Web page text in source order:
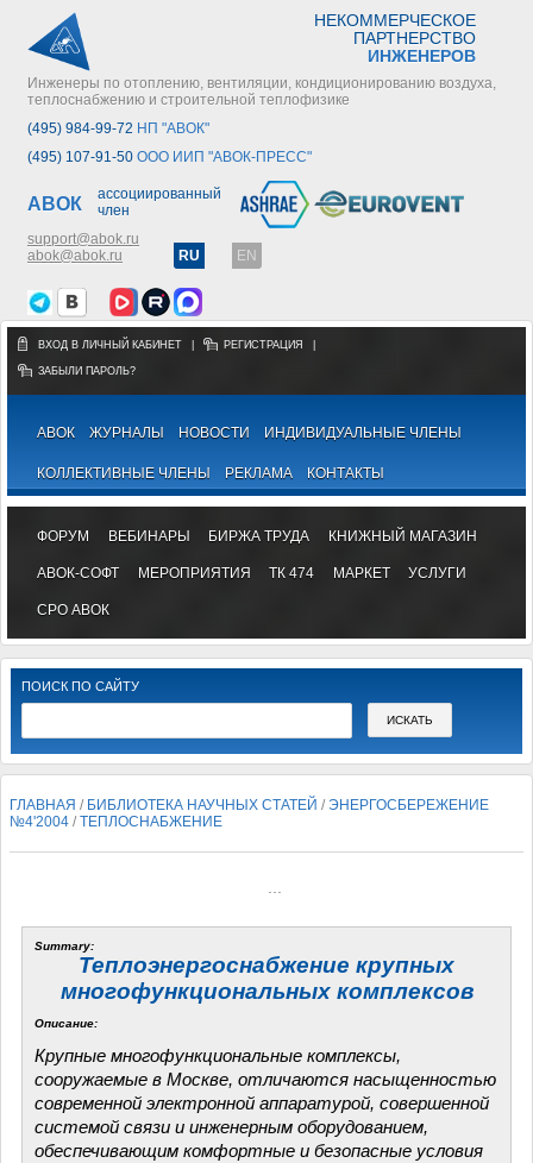
НЕКОММЕРЧЕСКОЕ
ПАРТНЕРСТВО
ИНЖЕНЕРОВ
Инженеры по отоплению, вентиляции, кондиционированию воздуха,
теплоснабжению и строительной теплофизике
(495) 984-99-72 НП "АВОК"
(495) 107-91-50 ООО ИИП "АВОК-ПРЕСС"
АВОК
ассоциированный
член
support@abok.ru
abok@abok.ru
RU EN
ВХОД В ЛИЧНЫЙ КАБИНЕТ РЕГИСТРАЦИЯ
ЗАБЫЛИ ПАРОЛЬ?
АВОК ЖУРНАЛЫ НОВОСТИ ИНДИВИДУАЛЬНЫЕ ЧЛЕНЫ
КОЛЛЕКТИВНЫЕ ЧЛЕНЫ РЕКЛАМА КОНТАКТЫ
ФОРУМ ВЕБИНАРЫ БИРЖА ТРУДА КНИЖНЫЙ МАГАЗИН
АВОК-СОФТ МЕРОПРИЯТИЯ ТК 474 МАРКЕТ УСЛУГИ
СРО АВОК
ПОИСК ПО САЙТУ
ГЛАВНАЯ / БИБЛИОТЕКА НАУЧНЫХ СТАТЕЙ /ЭНЕРГОСБЕРЕЖЕНИЕ
№4'2004 /ТЕПЛОСНАБЖЕНИЕ
Summary:
Теплоэнергоснабжение крупных
многофункциональных комплексов
Описание:
Крупные многофункциональные комплексы,
сооружаемые в Москве, отличаются насыщенностью
современной электронной аппаратурой, совершенной
системой связи и инженерным оборудованием,
обеспечивающим комфортные и безопасные условия